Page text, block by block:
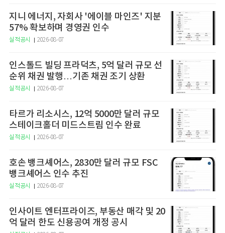
지니 에너지, 자회사 '에이블 마인즈' 지분
57% 확보하며 경영권 인수
실적공시 2026-08-07
인스톨드 빌딩 프라덕츠, 5억 달러 규모 선
순위 채권 발행…기존 채권 조기 상환
실적공시 2026-08-07
타르가 리소시스, 12억 5000만 달러 규모
스테이크홀더 미드스트림 인수 완료
실적공시 2026-08-07
호손 뱅크셰어스, 2830만 달러 규모 FSC
뱅크셰어스 인수 추진
실적공시 2026-08-07
인사이트 엔터프라이즈, 부동산 매각 및 20
억 달러 한도 신용공여 개정 공시